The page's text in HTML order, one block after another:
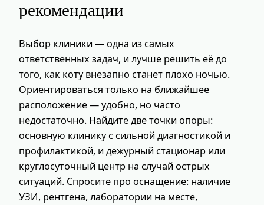
рекомендации
Выбор клиники — одна из самых
ответственных задач, и лучше решить её до
того, как коту внезапно станет плохо ночью.
Ориентироваться только на ближайшее
расположение — удобно, но часто
недостаточно. Найдите две точки опоры:
основную клинику с сильной диагностикой и
профилактикой, и дежурный стационар или
круглосуточный центр на случай острых
ситуаций. Спросите про оснащение: наличие
УЗИ, рентгена, лаборатории на месте,